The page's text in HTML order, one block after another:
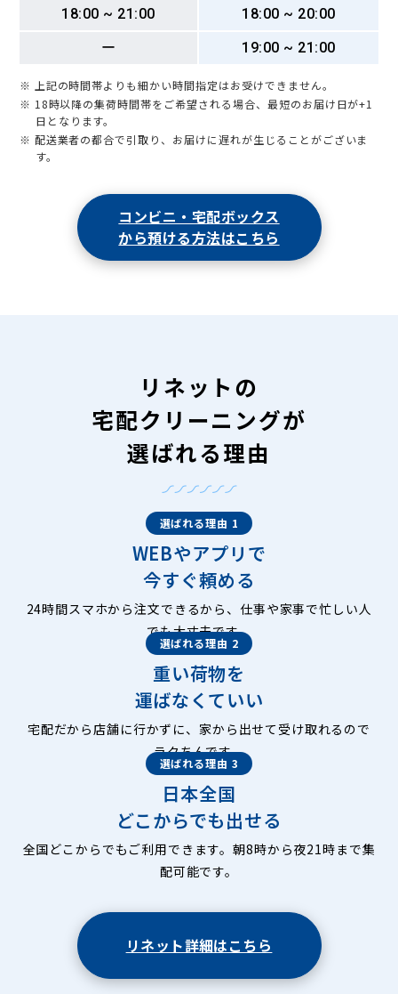
18:00 ~ 21:00
18:00 ~ 20:00
ー
19:00 ~ 21:00
※ 上記の時間帯よりも細かい時間指定はお受けできません。
※ 18時以降の集荷時間帯をご希望される場合、最短のお届け日が+1
日となります。
※ 配送業者の都合で引取り、お届けに遅れが生じることがございま
す。
コンビニ・宅配ボックス
から預ける方法はこちら
リネットの
宅配クリーニングが
選ばれる理由
選ばれる理由 1
WEBやアプリで
今すぐ頼める
24時間スマホから注文できるから、仕事や家事で忙しい人
でも大丈夫です。
選ばれる理由 2
重い荷物を
運ばなくていい
宅配だから店舗に行かずに、家から出せて受け取れるので
ラクちんです。
選ばれる理由 3
日本全国
どこからでも出せる
全国どこからでもご利用できます。朝8時から夜21時まで集
配可能です。
リネット詳細はこちら